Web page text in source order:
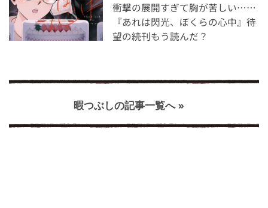
衝撃の展開すぎて胸が苦しい……
『あれは閃光、ぼくらの心中』待
望の続刊もう読んだ？
暇つぶしの記事一覧へ »